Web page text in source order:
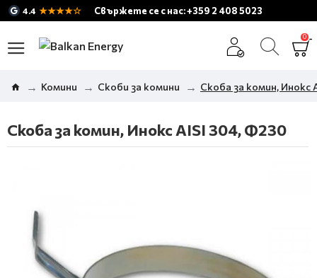
4.4 ★★★★☆ Свържете се с нас: +359 2 408 5023
0
Комини Скоби за комини Скоба за комин, Инокс
Скоба за комин, Инокс AISI 304, Ф230